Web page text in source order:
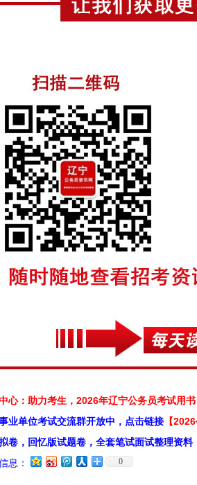
心：助力考生，2026年辽宁公务员考试用书
业单位考试交流群开放中，点击链接 【
卷，回忆版试题卷，全套笔试面试整理资料
息：
0